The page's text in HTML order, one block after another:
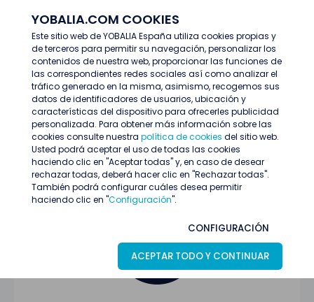
YOBALIA.COM COOKIES
Este sitio web de YOBALIA España utiliza cookies propias y
de terceros para permitir su navegación, personalizar los
contenidos de nuestra web, proporcionar las funciones de
las correspondientes redes sociales así como analizar el
tráfico generado en la misma, asimismo, recogemos sus
datos de identificadores de usuarios, ubicación y
características del dispositivo para ofrecerles publicidad
personalizada. Para obtener más información sobre las
cookies consulte nuestra política de cookies del sitio web.
Usted podrá aceptar el uso de todas las cookies
haciendo clic en "Aceptar todas" y, en caso de desear
rechazar todas, deberá hacer clic en "Rechazar todas".
También podrá configurar cuáles desea permitir
haciendo clic en "Configuración".
CONFIGURACIÓN
ACEPTAR TODO Y CONTINUAR
Últimas ofertas
Oferta no encontrada o ha finalizado su
proceso de selección